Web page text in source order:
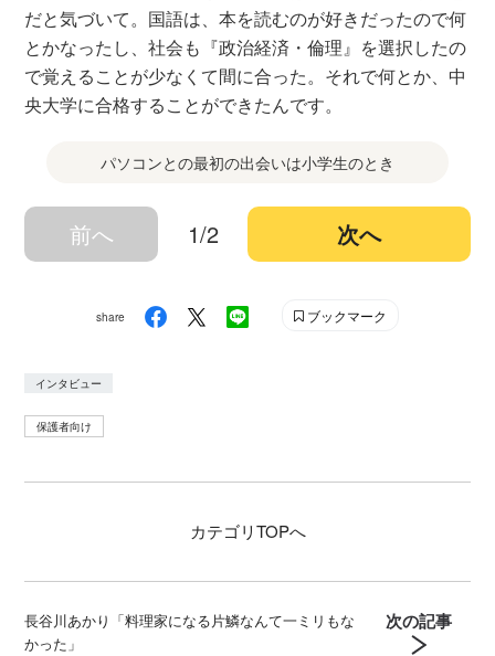
だと気づいて。国語は、本を読むのが好きだったので何
とかなったし、社会も『政治経済・倫理』を選択したの
で覚えることが少なくて間に合った。それで何とか、中
央大学に合格することができたんです。
パソコンとの最初の出会いは小学生のとき
前へ 1/2 次へ
share ブックマーク
インタビュー
保護者向け
カテゴリTOPへ
長谷川あかり「料理家になる片鱗なんて一ミリもな
かった」
次の記事